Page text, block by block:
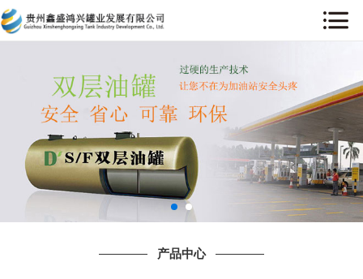
产品中心
关于我们
产品中心
工程案例
售后服务